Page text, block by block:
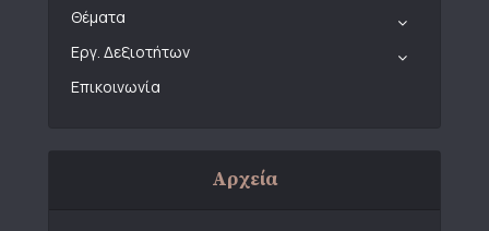
Θέματα
Εργ. Δεξιοτήτων
Επικοινωνία
Αρχεία